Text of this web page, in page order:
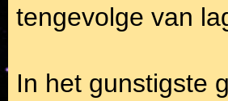
tengevolge van
In het gunstigste